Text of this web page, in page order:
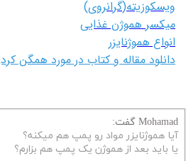
ویسکوزیته(گرانروی)
میکسر هموژن غذایی
انواع هموژنایزر
دانلود مقاله و کتاب در مورد همگن
Mohamad گفت:
آیا هموژنایزر مواد رو پمپ هم میکنه؟
یا باید بعد از هموژن یک پمپ هم بزارم؟